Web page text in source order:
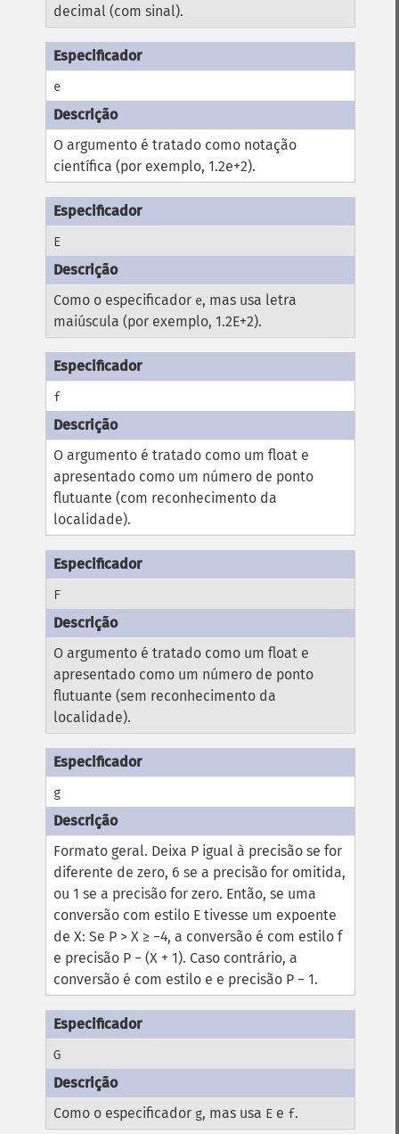
decimal (com sinal).
e
O argumento é tratado como notação
científica (por exemplo, 1.2e+2).
E
Como o especificador e, mas usa letra
maiúscula (por exemplo, 1.2E+2).
f
O argumento é tratado como um float e
apresentado como um número de ponto
flutuante (com reconhecimento da
localidade).
F
O argumento é tratado como um float e
apresentado como um número de ponto
flutuante (sem reconhecimento da
localidade).
g
Formato geral. Deixa P igual à precisão se for
diferente de zero, 6 se a precisão for omitida,
ou 1 se a precisão for zero. Então, se uma
conversão com estilo E tivesse um expoente
de X:Se P > X ≥ −4, a conversão é com estilo f
e precisão P − (X + 1). Caso contrário, a
conversão é com estilo e e precisão P − 1.
G
Como o especificador g, mas usa E e f.